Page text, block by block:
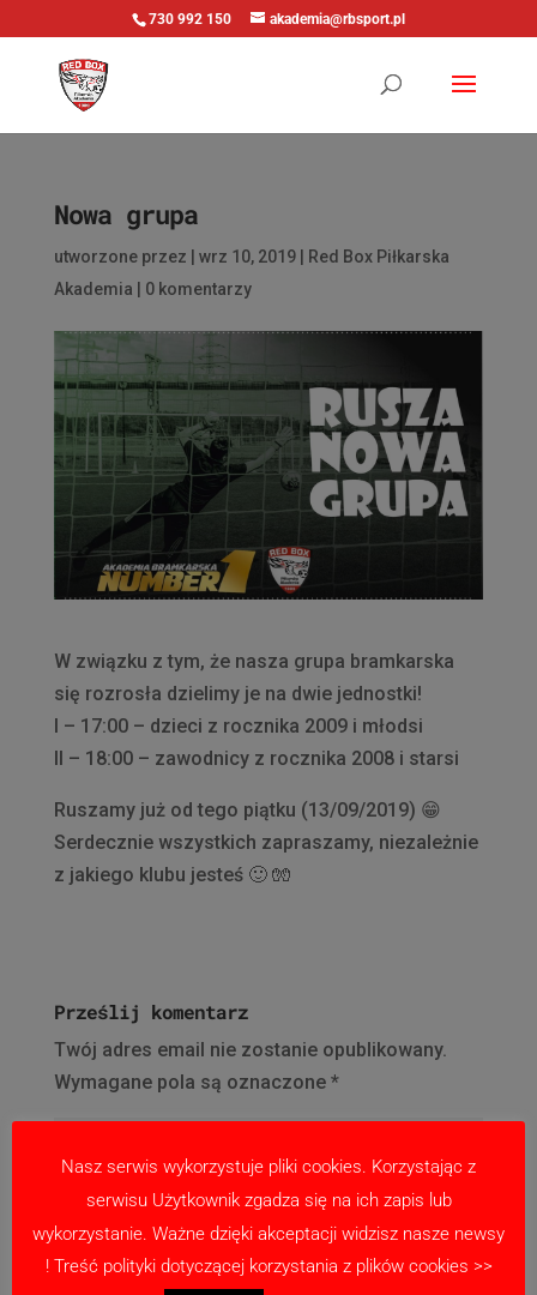
730 992 150 akademia@rbsport.pl
Nowa grupa
utworzone przez wrz 10, 2019|
Red Box Piłkarska
Akademia
0 komentarzy
W związku z tym, że nasza grupa bramkarska
się rozrosła dzielimy je na dwie jednostki!
I – 17:00 – dzieci z rocznika 2009 i młodsi
II – 18:00 – zawodnicy z rocznika 2008 i starsi
Ruszamy już od tego piątku (13/09/2019) 😁
Serdecznie wszystkich zapraszamy, niezależnie
z jakiego klubu jesteś 🙂 🧤
Prześlij komentarz
Twój adres email nie zostanie opublikowany.
Wymagane pola są oznaczone *
Nasz serwis wykorzystuje pliki cookies. Korzystając z
serwisu Użytkownik zgadza się na ich zapis lub
wykorzystanie. Ważne dzięki akceptacji widzisz nasze newsy
! Treść polityki dotyczącej korzystania z plików cookies >>